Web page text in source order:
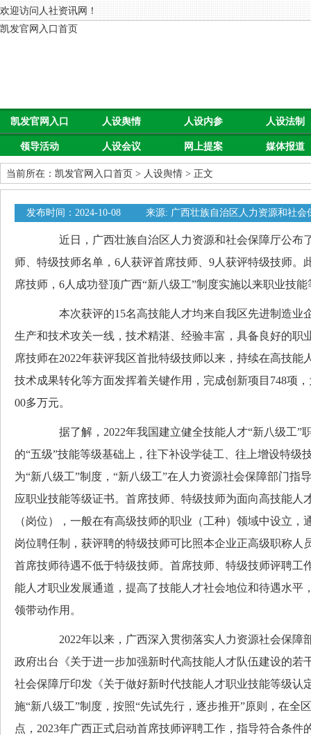
欢迎访问人社资讯网！
凯发官网入口首页
凯发官网入口
首页
人设舆情 人设内参 人设法制
领导活动 人设会议 网上提案 媒体报道
当前所在： 凯发官网入口首页 > 人设舆情 > 正文
发布时间：2024-10-08
来源: 广西壮族自治区人力资源和社会
近日，广西壮族自治区人力资源和社会保障厅公布了
师、特级技师名单，6人获评首席技师、9人获评特级技师。
席技师，6人成功登顶广西“新八级工”制度实施以来职业技
本次获评的15名高技能人才均来自我区先进制造业企
生产和技术攻关一线，技术精湛、经验丰富，具备良好的职
席技师在2022年获评我区首批特级技师以来，持续在高技能
技术成果转化等方面发挥着关键作用，完成创新项目748项
00多万元。
据了解，2022年我国建立健全技能人才“新八级工”职
的“五级”技能等级基础上，往下补设学徒工、往上增设特级
为“新八级工”制度，“新八级工”在人力资源社会保障部门指
应职业技能等级证书。首席技师、特级技师为面向高技能人
（岗位），一般在有高级技师的职业（工种）领域中设立，
岗位聘任制，获评聘的特级技师可比照本企业正高级职称人
首席技师待遇不低于特级技师。首席技师、特级技师评聘工
能人才职业发展通道，提高了技能人才社会地位和待遇水平
领带动作用。
2022年以来，广西深入贯彻落实人力资源社会保障部
政府出台《关于进一步加强新时代高技能人才队伍建设的若
社会保障厅印发《关于做好新时代技能人才职业技能等级认
施“新八级工”制度，按照“先试先行，逐步推开”原则，在全
点，2023年广西正式启动首席技师评聘工作，指导符合条件